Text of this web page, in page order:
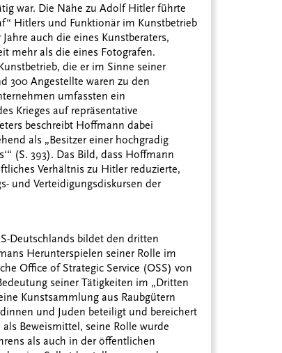
war. Die Nähe zu Adolf Hitler führte
Hitlers und Funktionär im Kunstbetrieb
auch die eines Kunstberaters,
mehr als die eines Fotografen.
die er im Sinne seiner
300 Angestellte waren zu den
umfassten ein
Krieges auf repräsentative
beschreibt Hoffmann dabei
als „Besitzer einer hochgradig
(S. 393). Das Bild, dass Hoffmann
Verhältnis zu Hitler reduzierte,
und Verteidigungsdiskursen der
Deutschlands bildet den dritten
Herunterspielen seiner Rolle im
Office of Strategic Service (OSS) von
seiner Tätigkeiten im „Dritten
Kunstsammlung aus Raubgütern
und Juden beteiligt und bereichert
Beweismittel, seine Rolle wurde
als auch in der öffentlichen